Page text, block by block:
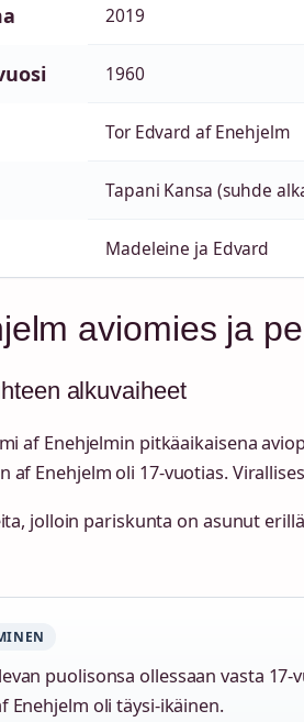
2019
1960
Tor Edvard af Enehjelm
Tapani Kansa (suhde
Madeleine ja Edvard
aviomies ja
alkuvaiheet
af Enehjelmin pitkäaikaisena
af Enehjelm oli 17-vuotias.
jolloin pariskunta on asunut
puolisonsa ollessaan vasta
Enehjelm oli täysi-ikäinen.